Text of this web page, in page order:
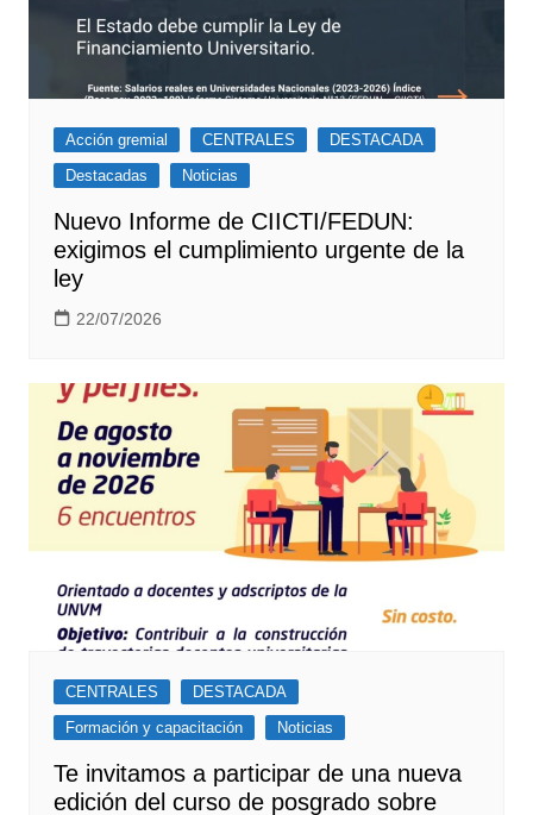
Acción gremial CENTRALES
DESTACADA
Destacadas
Noticias
Nuevo Informe de CIICTI/FEDUN:
exigimos el cumplimiento urgente de la
ley
22/07/2026
CENTRALES
DESTACADA
Formación y capacitación
Noticias
Te invitamos a participar de una nueva
edición del curso de posgrado sobre